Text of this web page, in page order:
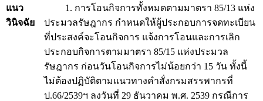
แนว
วินิจฉัย
1. การโอนกิจการทั้งหมดตามมาตรา 85/13 แห่ง
ประมวลรัษฎากร กำหนดให้ผู้ประกอบการจดทะเบียน
ที่ประสงค์จะโอนกิจการ แจ้งการโอนและการเลิก
ประกอบกิจการตามมาตรา 85/15 แห่งประมวล
รัษฎากร ก่อนวันโอนกิจการไม่น้อยกว่า 15 วัน ทั้งนี้
ไม่ต้องปฏิบัติตามแนวทางคำสั่งกรมสรรพากรที่
ป.66/2539ฯ ลงวันที่ 29 ธันวาคม พ.ศ. 2539 กรณีการ